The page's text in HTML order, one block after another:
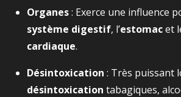
Organes: Exerce une influence
système digestif, l’estomacet
cardiaque.
Désintoxication : Très puissant
désintoxication tabagiques,